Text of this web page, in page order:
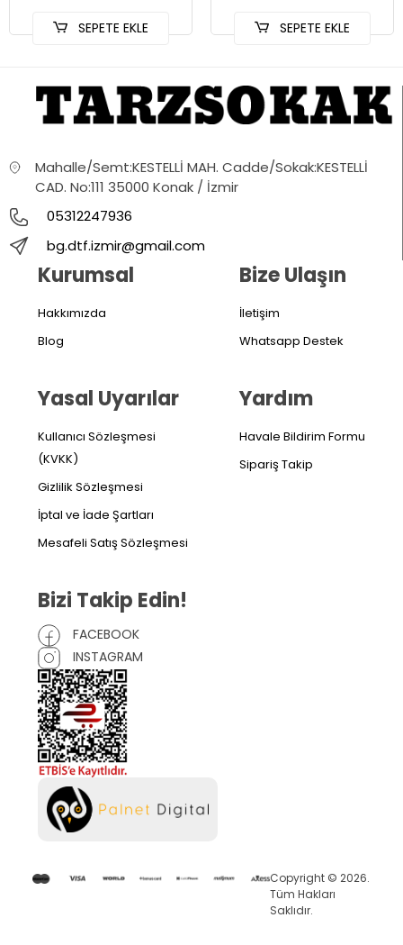
SEPETE EKLE SEPETE EKLE
Mahalle/Semt:KESTELLİ MAH. Cadde/Sokak:KESTELLİ
CAD. No:111 35000 Konak / İzmir
05312247936
bg.dtf.izmir@gmail.com
Kurumsal
Hakkımızda
Blog
Yasal Uyarılar
Kullanıcı Sözleşmesi
(KVKK)
Gizlilik Sözleşmesi
İptal ve İade Şartları
Mesafeli Satış Sözleşmesi
Bize Ulaşın
İletişim
Whatsapp Destek
Yardım
Havale Bildirim Formu
Sipariş Takip
Bizi Takip Edin!
FACEBOOK
INSTAGRAM
Copyright © 2026.
Tüm Hakları
Saklıdır.